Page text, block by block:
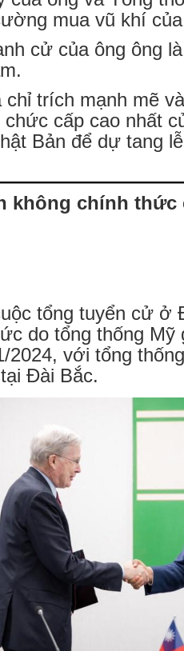
mua vũ khí
cử của ông ông
chỉ trích mạnh mẽ
cấp cao nhất
Bản để dự tang
không chính thức
tổng tuyển cử ở
do tổng thống
2024, với tổng
Đài Bắc.